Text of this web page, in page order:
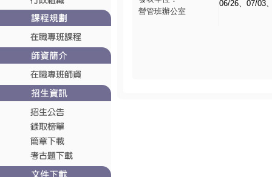
營管班辦公室
06/26、07/03